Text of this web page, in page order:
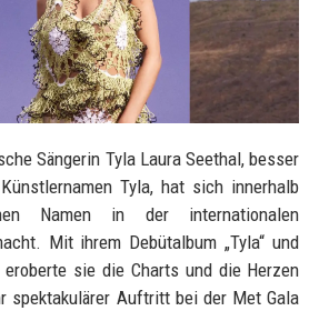
Sängerin Tyla Laura Seethal, besser
Tyla, hat sich innerhalb
Namen in der internationalen
Mit ihrem Debütalbum „Tyla“ und
eroberte sie die Charts und die Herzen
spektakulärer Auftritt bei der Met Gala